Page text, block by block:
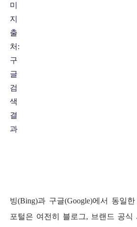
미
지
출
처:
구
글
검
색
결
과
빙(Bing)과 구글(Google)에서 동일
포털은 여전히 블로그, 브랜드 공식